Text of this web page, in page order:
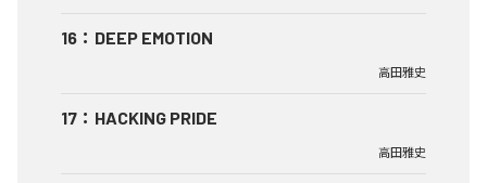
16 ： DEEP EMOTION
高田雅史
17 ： HACKING PRIDE
高田雅史